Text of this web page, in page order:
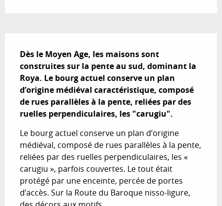
Dès le Moyen Age, les maisons sont
construites sur la pente au sud, dominant la
Roya. Le bourg actuel conserve un plan
d’origine médiéval caractéristique, composé
de rues parallèles à la pente, reliées par des
ruelles perpendiculaires, les "carugiu".
Le bourg actuel conserve un plan d’origine
médiéval, composé de rues parallèles à la pente,
reliées par des ruelles perpendiculaires, les «
carugiu », parfois couvertes. Le tout était
protégé par une enceinte, percée de portes
d’accès. Sur la Route du Baroque nisso-ligure,